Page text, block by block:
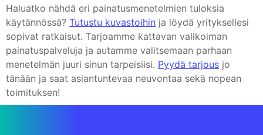
Haluatko nähdä eri painatusmenetelmien tuloksia
käytännössä? Tutustu kuvastoihin ja löydä yrityksellesi
sopivat ratkaisut. Tarjoamme kattavan valikoiman
painatuspalveluja ja autamme valitsemaan parhaan
menetelmän juuri sinun tarpeisiisi. Pyydä tarjous jo
tänään ja saat asiantuntevaa neuvontaa sekä nopean
toimituksen!